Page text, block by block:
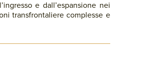
e dall’espansione nei
transfrontaliere complesse e